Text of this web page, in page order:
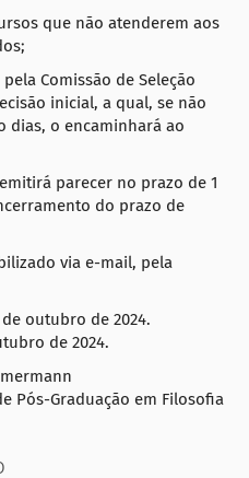
que não atenderem aos
Comissão de Seleção
inicial, a qual, se não
dias, o encaminhará ao
parecer no prazo de 1
do prazo de
via e-mail, pela
de outubro de 2024.
de 2024.
Pós-Graduação em Filosofia